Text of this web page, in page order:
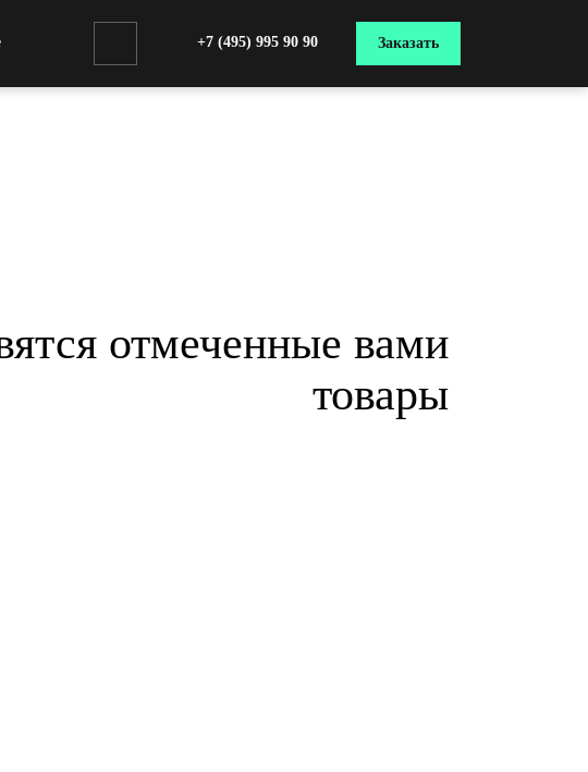
+7 (495) 995 90 90 Заказать
отмеченные вами
товары